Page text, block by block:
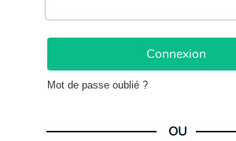
Connexion
Mot de passe oublié ?
OU